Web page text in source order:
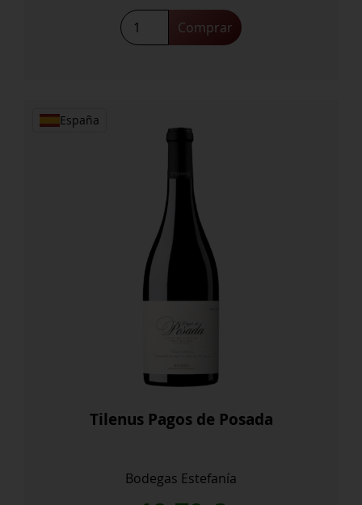
Tilenus
Las
Comprar
España
Tilenus Pagos de Posada
Bodegas Estefanía